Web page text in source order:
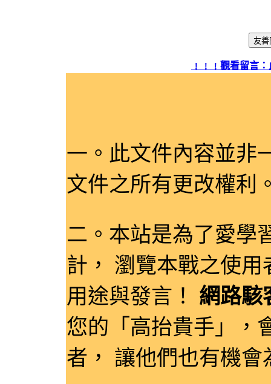
﹗﹗﹗觀看留言
一。此文件內容並非
文件之所有更改權
二。本站是為了愛學
計， 瀏覽本戰之使
用途與發言！ 網路駭
您的「高抬貴手」，
者， 讓他們也有機